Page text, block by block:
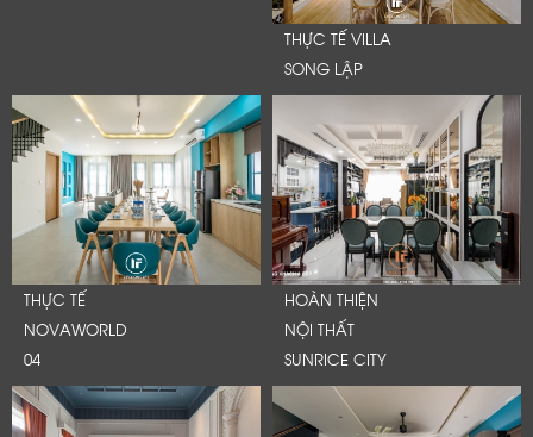
THỰC TẾ VILLA
SONG LẬP
THỰC TẾ
NOVAWORLD
04
HOÀN THIỆN
NỘI THẤT
SUNRICE CITY